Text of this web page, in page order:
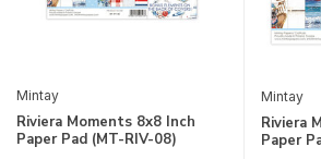
Mintay
Riviera Moments 8x8 Inch
Paper Pad (MT-RIV-08)
Mintay
Riviera
Paper